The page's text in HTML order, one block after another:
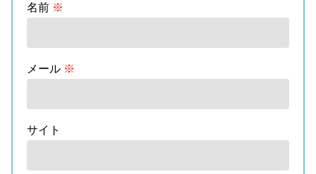
名前 ※
メール ※
サイト